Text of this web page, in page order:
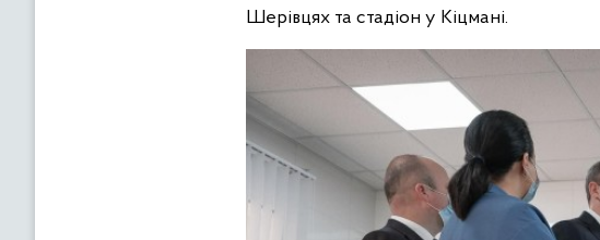
Шерівцях та стадіон у Кіцмані.